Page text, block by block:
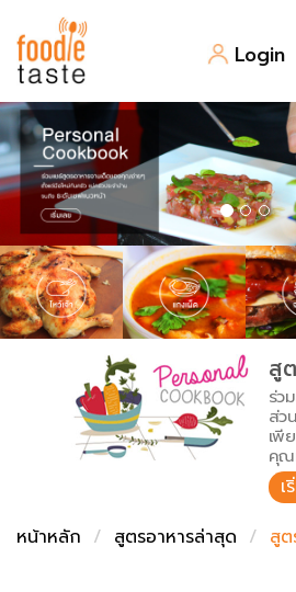
Login
สูตรอาหาร
สูตรอาหารล่าสุด
Top Foodie
พาไปชิม
สารพันก้นครัว
เคล็ดลับน่ารู้
เปรียบเทียบหน่วยการตวง
เปรียบเทียบอุณหภูมิ
เปรียบเทียบน้ำหนักวัตถุดิบ
FoodPedia
สร้าง Cookbook
สู
ร่ว
ส่ว
เพี
คุ
เ
หน้าหลัก
สูตรอาหารล่าสุด สูต